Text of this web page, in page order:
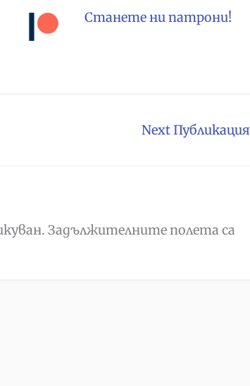
Станете ни патрони!
Next Публикация
Задължителните полета са